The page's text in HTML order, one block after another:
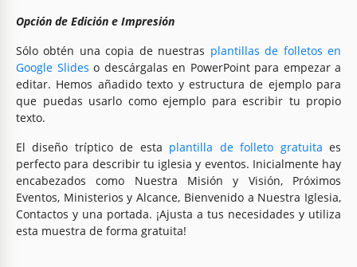
Opción de Edición e Impresión
Sólo obtén una copia de nuestras plantillas de folletos en
Google Slides o descárgalas en PowerPoint para empezar a
editar. Hemos añadido texto y estructura de ejemplo para
que puedas usarlo como ejemplo para escribir tu propio
texto.
El diseño tríptico de esta plantilla de folleto gratuita es
perfecto para describir tu iglesia y eventos. Inicialmente hay
encabezados como Nuestra Misión y Visión, Próximos
Eventos, Ministerios y Alcance, Bienvenido a Nuestra Iglesia,
Contactos y una portada. ¡Ajusta a tus necesidades y utiliza
esta muestra de forma gratuita!